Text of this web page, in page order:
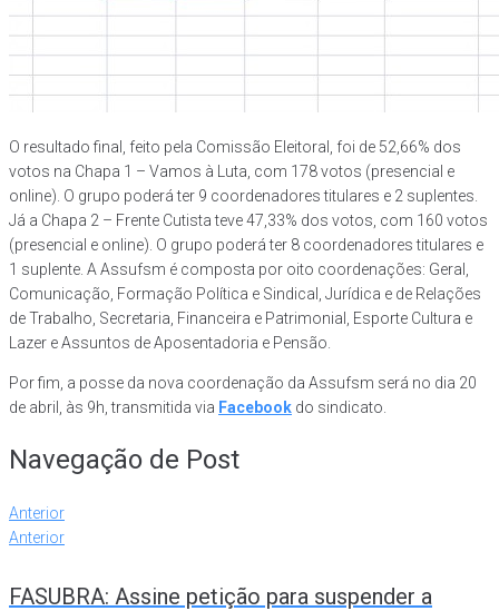
O resultado final, feito pela Comissão Eleitoral, foi de 52,66% dos
votos na Chapa 1 – Vamos à Luta, com 178 votos (presencial e
online). O grupo poderá ter 9 coordenadores titulares e 2 suplentes.
Já a Chapa 2 – Frente Cutista teve 47,33% dos votos, com 160 votos
(presencial e online). O grupo poderá ter 8 coordenadores titulares e
1 suplente. A Assufsm é composta por oito coordenações: Geral,
Comunicação, Formação Política e Sindical, Jurídica e de Relações
de Trabalho, Secretaria, Financeira e Patrimonial, Esporte Cultura e
Lazer e Assuntos de Aposentadoria e Pensão.
Por fim, a posse da nova coordenação da Assufsm será no dia 20
de abril, às 9h, transmitida via Facebook do sindicato.
Navegação de Post
Anterior
Anterior
FASUBRA: Assine petição para suspender a